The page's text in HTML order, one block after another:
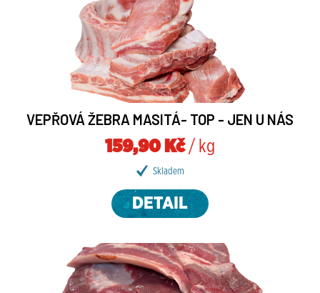
VEPŘOVÁ ŽEBRA MASITÁ- TOP - JEN U NÁS
159,90 Kč/ kg
Skladem
DETAIL